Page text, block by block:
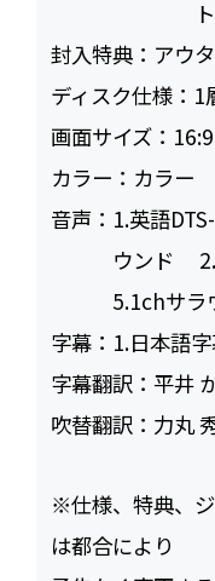
封入特典： アウ
ディスク仕様： 1
画面サイズ：
カラー： カラー
音声： 1.英語
ウンド 2.
5.1chサラ
字幕： 1.日本語
字幕翻訳：平井
吹替翻訳： 力丸
※仕様、特典、
は都合により